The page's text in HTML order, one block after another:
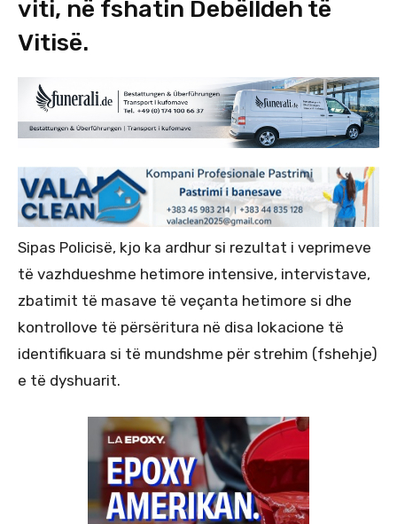
viti, në fshatin Debëlldeh të
Vitisë.
Sipas Policisë, kjo ka ardhur si rezultat i veprimeve
të vazhdueshme hetimore intensive, intervistave,
zbatimit të masave të veçanta hetimore si dhe
kontrollove të përsëritura në disa lokacione të
identifikuara si të mundshme për strehim (fshehje)
e të dyshuarit.